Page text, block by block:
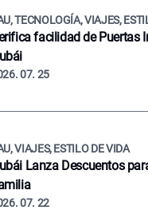
TECNOLOGÍA, VIAJES,
facilidad de Puertas
07. 25
VIAJES, ESTILO DE VIDA
Lanza Descuentos
07. 22